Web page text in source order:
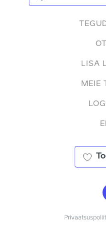
LISA
MEIE